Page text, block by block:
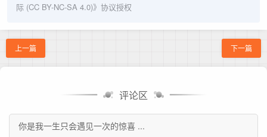
际 (CC BY-NC-SA 4.0)》协议授权
上一篇 下一篇
评论区